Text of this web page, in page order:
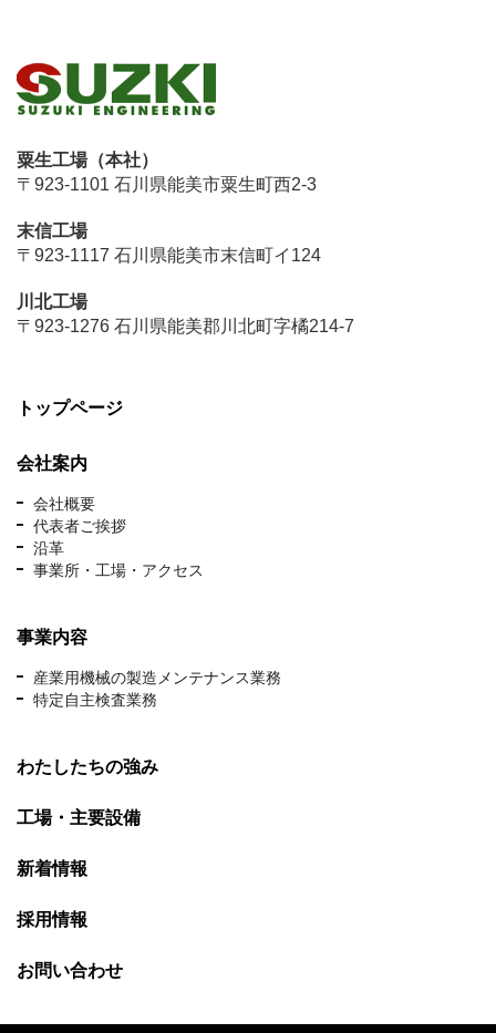
粟生工場（本社）
〒923-1101 石川県能美市粟生町西2-3
末信工場
〒923-1117 石川県能美市末信町イ124
川北工場
〒923-1276 石川県能美郡川北町字橘214-7
トップページ
会社案内
会社概要
代表者ご挨拶
沿革
事業所・工場・アクセス
事業内容
産業用機械の製造メンテナンス業務
特定自主検査業務
わたしたちの強み
工場・主要設備
新着情報
採用情報
お問い合わせ